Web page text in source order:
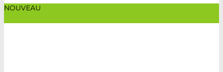
NOUVEAU